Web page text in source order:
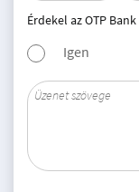
Érdekel az OTP
Igen